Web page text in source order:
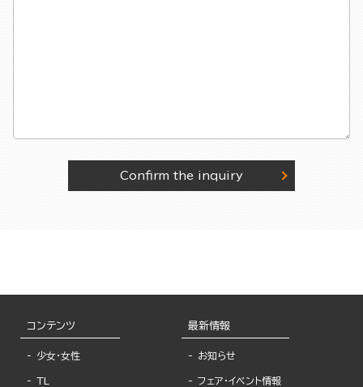
Confirm the inquiry
コンテンツ
少女・女性
TL
最新情報
お知らせ
フェア・イベント情報